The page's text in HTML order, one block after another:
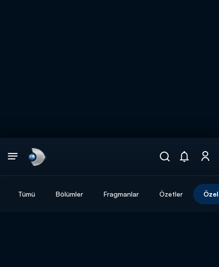
Tümü Bölümler Fragmanlar Özetler